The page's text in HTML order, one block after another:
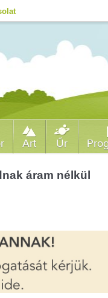
Art Űr
áram nélkül